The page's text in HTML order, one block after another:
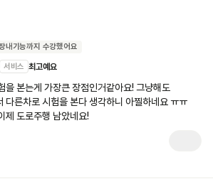
내기능까지 수강했어요
서비스 최고예요
을 본는게 가장큰 장점인거같아요! 그냥해도
다른차로 시험을 본다 생각하니 아찔하네요 ㅠㅠ
제 도로주행 남았네요!